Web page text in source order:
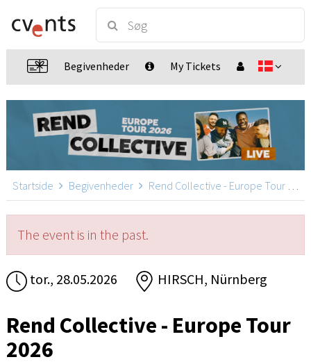
Begivenheder My Tickets
Startside Begivenheder Rend Collective - Europe Tour 2026
The event is in the past.
tor., 28.05.2026 HIRSCH, Nürnberg
Rend Collective - Europe Tour
2026